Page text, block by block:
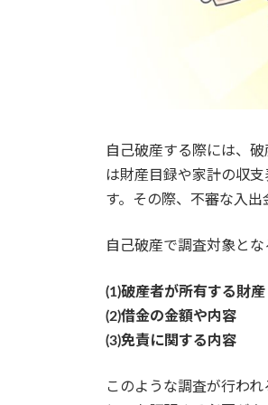
自己破産する際には、
は財産目録や家計の収
す。その際、不審な入
自己破産で調査対象と
(1)破産者が所有する財産
(2)借金の金額や内容
(3)免責に関する内容
このような調査が行わ